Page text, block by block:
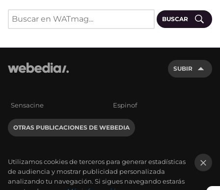
BUSCAR
SUBIR
Sensacine Espinof
OTRAS PUBLICACIONES DE WEBEDIA
Utilizamos cookies de terceros para generar estadísticas
de audiencia y mostrar publicidad personalizada
analizando tu navegación. Si sigues navegando estarás